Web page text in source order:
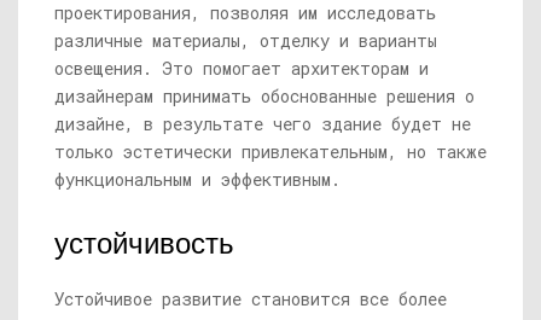
проектирования, позволяя им исследовать
различные материалы, отделку и варианты
освещения. Это помогает архитекторам и
дизайнерам принимать обоснованные решения о
дизайне, в результате чего здание будет не
только эстетически привлекательным, но также
функциональным и эффективным.
устойчивость
Устойчивое развитие становится все более